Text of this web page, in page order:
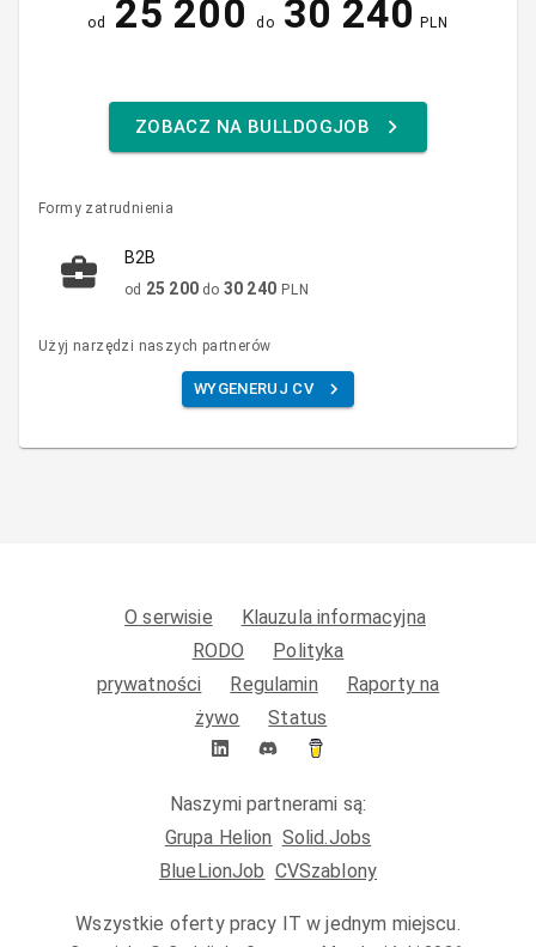
od 25 200 do 30 240 PLN
ZOBACZ NA BULLDOGJOB
Formy zatrudnienia
B2B
od 25 200 do 30 240 PLN
Użyj narzędzi naszych partnerów
WYGENERUJ CV
O serwisie
Klauzula informacyjna
RODO
Polityka
prywatności
Regulamin
Raporty na
żywo
Status
Naszymi partnerami są:
Grupa Helion Solid.Jobs
BlueLionJob CVSzablony
Wszystkie oferty pracy IT w jednym miejscu.